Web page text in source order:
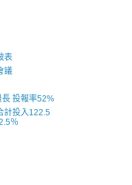
表
議
投報率52%
計投入122.5
％